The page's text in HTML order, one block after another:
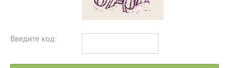
Введите код: